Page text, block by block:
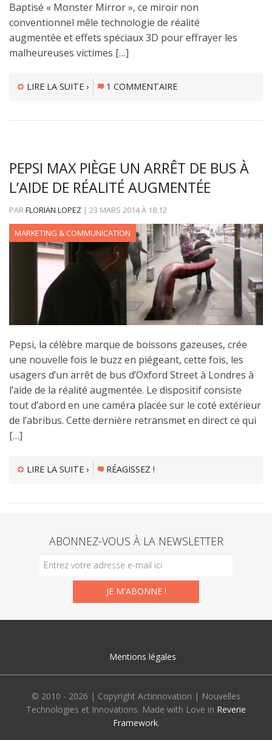
Baptisé « Monster Mirror », ce miroir non
conventionnel mêle technologie de réalité
augmentée et effets spéciaux 3D pour effrayer les
malheureuses victimes […]
LIRE LA SUITE › 1 COMMENTAIRE
PEPSI MAX PIÈGE UN ARRÊT DE BUS À
L’AIDE DE RÉALITÉ AUGMENTÉE
PARFLORIAN LOPEZ | 23 MARS 2014À 18:12
MARKETING & COMMUNICATION
Pepsi, la célèbre marque de boissons gazeuses, crée
une nouvelle fois le buzz en piégeant, cette fois, les
usagers d’un arrêt de bus d’Oxford Street à Londres à
l’aide de la réalité augmentée. Le dispositif consiste
tout d’abord en une caméra placée sur le coté extérieur
de l’abribus. Cette dernière retransmet en direct ce qui
[…]
LIRE LA SUITE › RÉAGISSEZ !
ABONNEZ-VOUS À LA NEWSLETTER
Mentions légales
© 2010 - 2026 | Copyright Actinnovation | Nouvelles
Technologies et Innovations. Made with Love in Reverie
Framework.